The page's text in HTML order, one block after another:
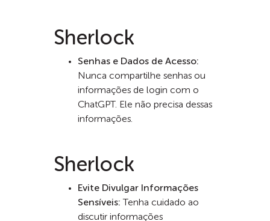
Sherlock
Senhas e Dados de Acesso:
Nunca compartilhe senhas ou
informações de login com o
ChatGPT. Ele não precisa dessas
informações.
Sherlock
Evite Divulgar Informações
Sensíveis:
Tenha cuidado ao
discutir informações